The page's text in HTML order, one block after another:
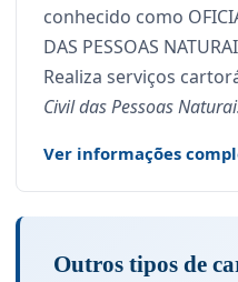
conhecido como
DAS PESSOAS
Realiza serviços
Civil das Pessoas
Ver informações
Outros tipos de